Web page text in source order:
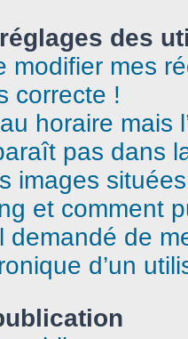
des
modifier mes
correcte !
horaire mais
pas dans
images
et comment
demandé de
d’un